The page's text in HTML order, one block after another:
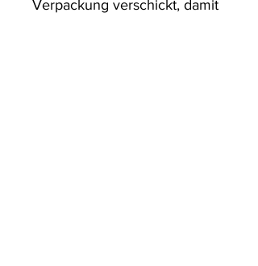
Verpackung verschickt, damit